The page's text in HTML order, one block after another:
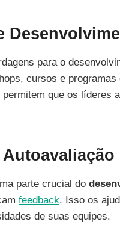
para o
cursos e programas
que os líderes
Autoavaliação
parte crucial do
feedback. Isso os
de suas equipes.